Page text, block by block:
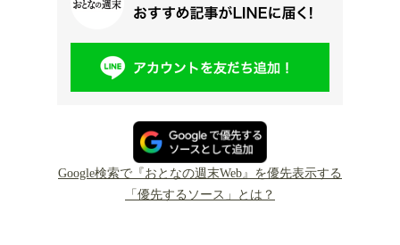
Google検索で『おとなの週末Web』を優先表示する
「優先するソース」とは？